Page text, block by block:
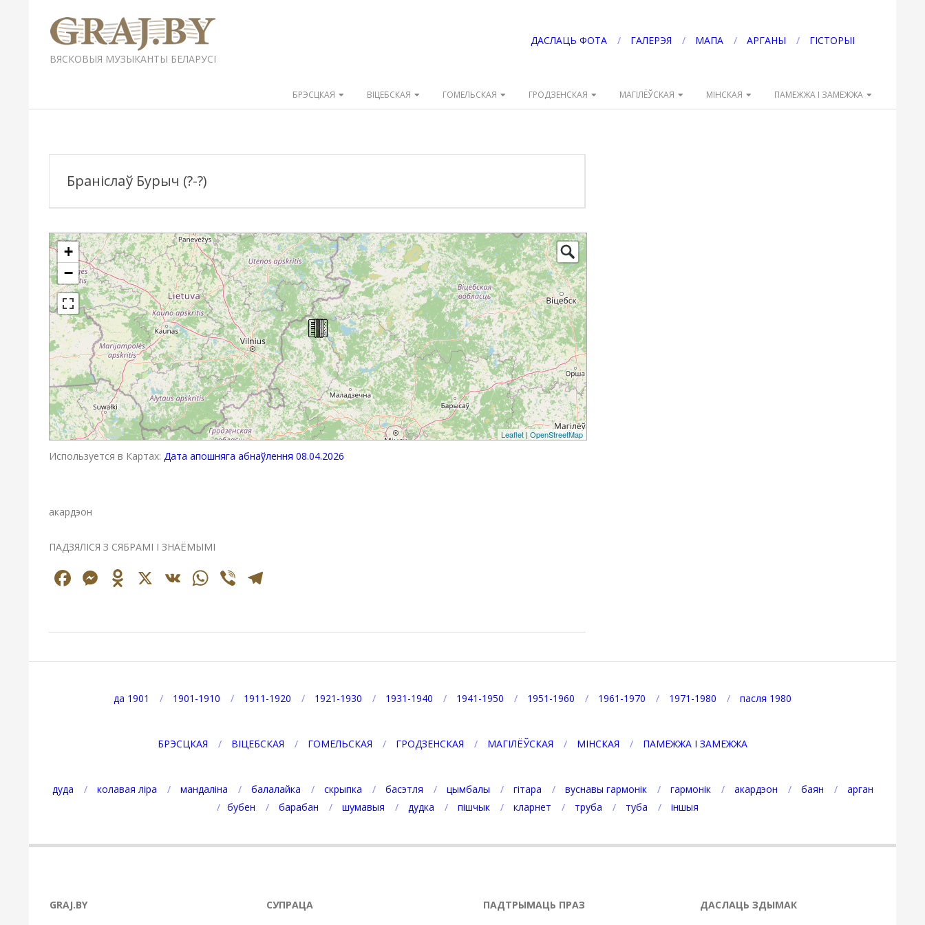
содержимомуGRAJ.BY
ВЯСКОВЫЯ МУЗЫКАНТЫ БЕЛАРУСІ
ДАСЛАЦЬ ФОТА ГАЛЕРЭЯ МАПА АРГАНЫ ГІСТОРЫІ
меню
БРЭСЦКАЯ ВІЦЕБСКАЯ ГОМЕЛЬСКАЯ ГРОДЗЕНСКАЯ МАГІЛЁЎСКАЯ МІНСКАЯ ПАМЕЖЖА І ЗАМЕЖЖА
Браніслаў Бурыч (?-?)
+
−
Leaflet | OpenStreetMap
Используется в Картах: Дата апошняга абнаўлення 08.04.2026
акардэон
ПАДЗЯЛІСЯ З СЯБРАМІ І ЗНАЁМЫМІ
Facebook
Messenger
Odnoklassniki
X VK WhatsApp
Viber
06-
да 1901
1901-1910 1911-1920 1921-1930 1931-1940 1941-1950 1951-1960 1961-1970 1971-1980 пасля 1980
БРЭСЦКАЯ ВІЦЕБСКАЯ ГОМЕЛЬСКАЯ ГРОДЗЕНСКАЯ МАГІЛЁЎСКАЯ МІНСКАЯ ПАМЕЖЖА І ЗАМЕЖЖА
дуда колавая ліра мандаліна балалайка скрыпка басэтля цымбалы гітара вуснавы гармонік гармонік акардэон баян
арган
бубен
барабан шумавыя дудка пішчык кларнет труба туба іншыя
GRAJ.BY СУПРАЦА ПАДТРЫМАЦЬ ПРАЗ ДАСЛАЦЬ ЗДЫМАК